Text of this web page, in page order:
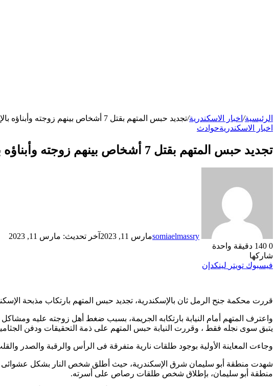
الرئيسية/ اخبار الاسكندرية/تجديد حبس المتهم بقتل 7 أشخاص بينهم زوجته وأبناؤه بالإسكندرية 15 يوما
اخبار الاسكندريةحوادث
تجديد حبس المتهم بقتل 7 أشخاص بينهم زوجته وأبناؤه بالإسكندرية 15 يوما
somiaelmassryمارس 11, 2023
آخر تحديث: مارس 11, 2023
0
دقيقة واحدة
شاركها
فيسبوك تويتر لينكدإن
قررت محكمة جنح الرمل ثان بالإسكندرية، تجديد حبس المتهم بارتكاب مذبحة الإسكندرية، واتهامه بقتل 7 أشخاص 15 يوما على ذمة التحقيقات
يتبق سوى نجله فقط ، وقررت النيابة حبس المتهم على ذمة التحقيقات ودفن
وجاءت المعاينة الأولية بوجود طلقات نارية متفرقة فى الرأس والرقبة والصدر
شهدت منطقة أبو سليمان شرق الإسكندرية، حيث أطلق شخص النار بشكل عشوائى
منطقة أبو سليمان، بإطلاق شخص طلقات رصاص على أسرته.